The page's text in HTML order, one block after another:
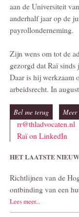
aan de Universiteit
anderhalf jaar op de
payrollonderneming.
Zijn wens om tot de
gezorgd dat Raï
Daar is hij werkzaam
arbeidsrecht. In
Bel me terug
rr@thladvocaten.nl
Raï on LinkedIn
HET LAATSTE
Richtlijnen van de
ontbinding van een
Lees meer...